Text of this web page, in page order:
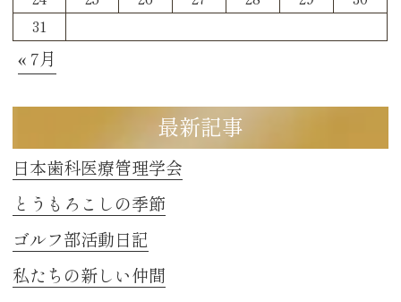
31
« 7月
最新記事
日本歯科医療管理学会
とうもろこしの季節
ゴルフ部活動日記
私たちの新しい仲間